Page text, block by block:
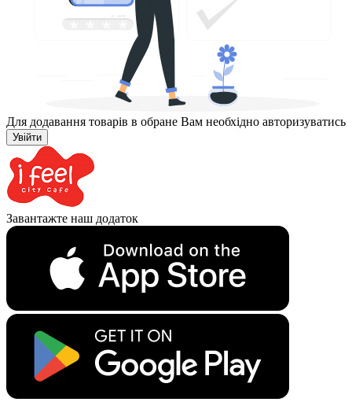
Для додавання товарів в обране Вам необхідно авторизуватись
Увійти
Завантажте наш додаток